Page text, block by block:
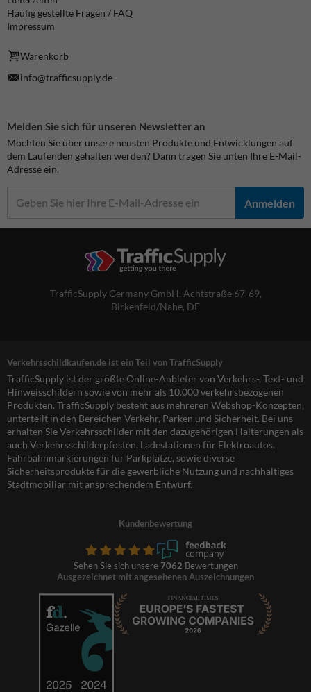
Häufig gestellte Fragen / FAQ
Impressum
Warenkorb
info@trafficsupply.de
Melden Sie sich für unseren Newsletter an
Möchten Sie über unsere neusten Produkte und Entwicklungen auf
dem Laufenden gehalten werden? Dann tragen Sie unten Ihre E-Mail-
Adresse ein.
Anmelden
TrafficSupply Germany GmbH, Achtstraße 67-69,
Birkenfeld/Nahe, DE
Verkehrsschildkaufen.de ist ein Teil von TrafficSupply
TrafficSupply ist der größte Online-Anbieter von Verkehrs-, Text- und
Hinweisschildern sowie von mehr als 10.000 verkehrsbezogenen
Produkten. TrafficSupply besteht aus mehreren Webshop-Konzepten,
unterteilt in den Bereichen Verkehr, Parken und Sicherheit. Bei uns
erhalten Sie Verkehrsschilder mit den dazugehörigen Halterungen als
auch Verkehrsschilderpfosten, Ladestationen für Elektroautos,
Fahrbahnmarkierungen für Parkplätze, sowie diverse
Sicherheitsprodukte für die gewerbliche Nutzung und nachhaltiges
Stadtmobiliar mit ansprechendem Entwurf.
Kundenbewertung
Sehen Sie sich unsere 7062 Bewertungen
Ausgezeichnet mit angesehenen Auszeichnungen